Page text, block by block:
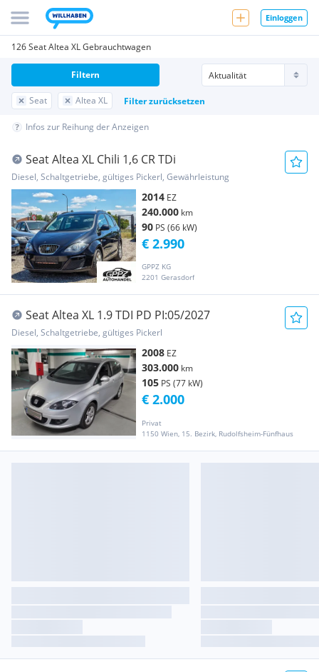
Einloggen
126 Seat Altea XL Gebrauchtwagen
Seat Altea XL Filter zurücksetzen
Filtern
Infos zur Reihung der Anzeigen
Seat Altea XL Chili 1,6 CR TDi
Diesel, Schaltgetriebe, gültiges Pickerl, Gewährleistung
2014 EZ
240.000 km
90 PS (66 kW)
GPPZ KG
2201 Gerasdorf
€ 2.990
Seat Altea XL 1.9 TDI PD PI:05/2027
Diesel, Schaltgetriebe, gültiges Pickerl
2008 EZ
303.000 km
105 PS (77 kW)
Privat
1150 Wien, 15. Bezirk, Rudolfsheim-Fünfhaus
€ 2.000